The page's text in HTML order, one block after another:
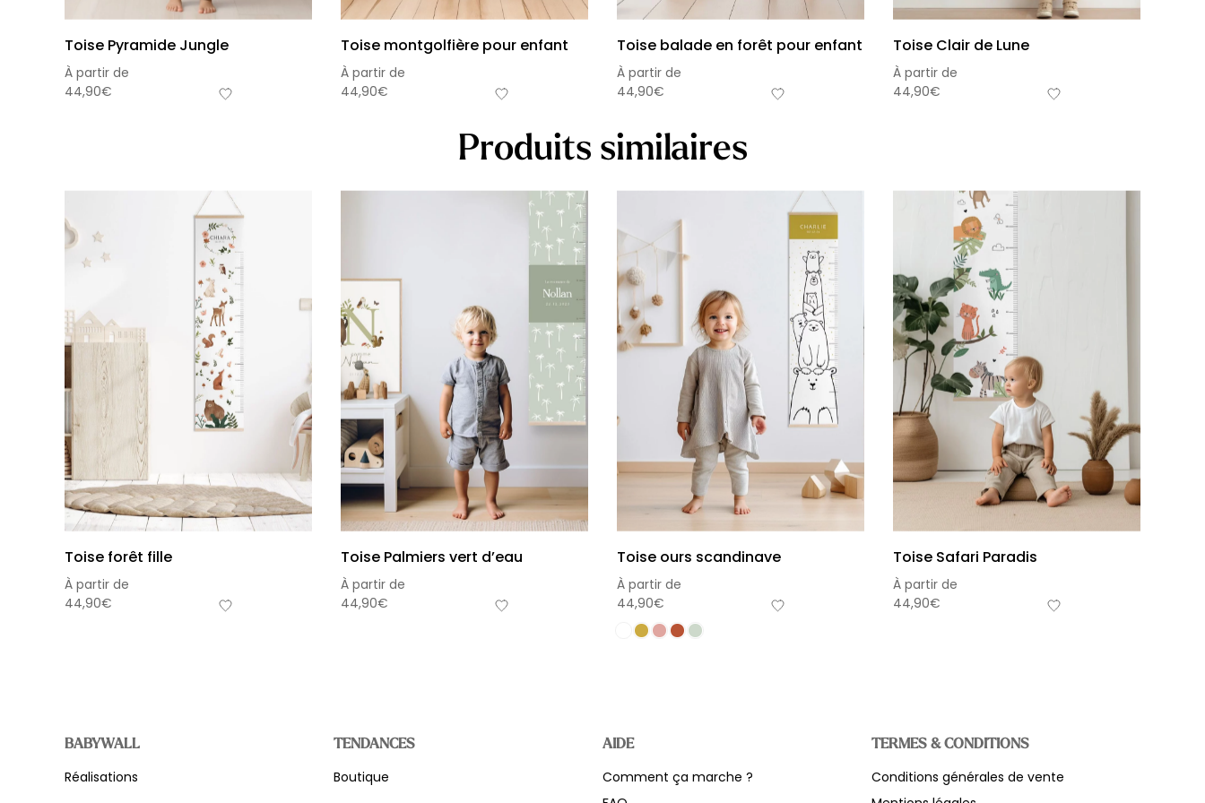
Toise Pyramide Jungle
À partir de
44,90€
Toise montgolfière pour enfant
À partir de
44,90€
Toise balade en forêt pour enfant
À partir de
44,90€
Toise Clair de Lune
À partir de
44,90€
Produits similaires
Toise forêt fille
À partir de
44,90€
Toise Palmiers vert d’eau
À partir de
44,90€
Toise ours scandinave
À partir de
44,90€
Toise Safari Paradis
À partir de
44,90€
BABYWALL
Réalisations
TENDANCES
Boutique
AIDE
Comment ça marche ?
TERMES & CONDITIONS
Conditions générales de vente